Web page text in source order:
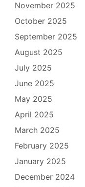
November 2025
October 2025
September 2025
August 2025
July 2025
June 2025
May 2025
April 2025
March 2025
February 2025
January 2025
December 2024